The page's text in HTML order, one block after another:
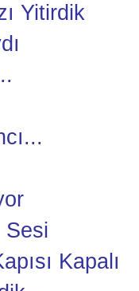
Yitirdik
Sesi
Kapalı